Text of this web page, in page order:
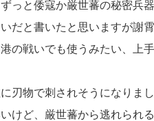
っと倭寇か厳世蕃の秘密兵
だと書いたと思いますが謝
の戦いでも使うみたい、上
刃物で刺されそうになりま
けど、厳世蕃から逃れられ